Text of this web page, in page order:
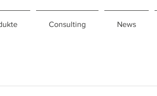
Consulting News